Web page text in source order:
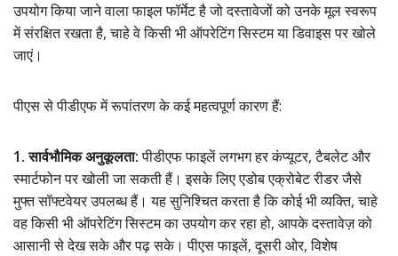
उपयोग किया जाने वाला फाइल फॉर्मेट है जो दस्तावेजों को उनके मूल स्वरूप
में संरक्षित रखता है, चाहे वे किसी भी ऑपरेटिंग सिस्टम या डिवाइस पर खोले
जाएं।
पीएस से पीडीएफ में रूपांतरण के कई महत्वपूर्ण कारण हैं:
1. सार्वभौमिक अनुकूलता:पीडीएफ फाइलें लगभग हर कंप्यूटर, टैबलेट और
स्मार्टफोन पर खोली जा सकती हैं। इसके लिए एडोब एक्रोबेट रीडर जैसे
मुफ्त सॉफ्टवेयर उपलब्ध हैं। यह सुनिश्चित करता है कि कोई भी व्यक्ति, चाहे
वह किसी भी ऑपरेटिंग सिस्टम का उपयोग कर रहा हो, आपके दस्तावेज़ को
आसानी से देख सके और पढ़ सके। पीएस फाइलें, दूसरी ओर, विशेष